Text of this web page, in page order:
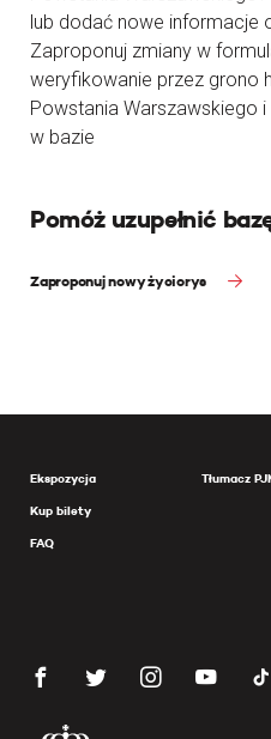
lub dodać nowe informacje
Zaproponuj zmiany w
weryfikowanie przez grono
Powstania Warszawskiego
w bazie
Pomóż uzupełnić
Zaproponuj nowy życiorys
Ekspozycja
Kup bilety
FAQ
Tłumacz